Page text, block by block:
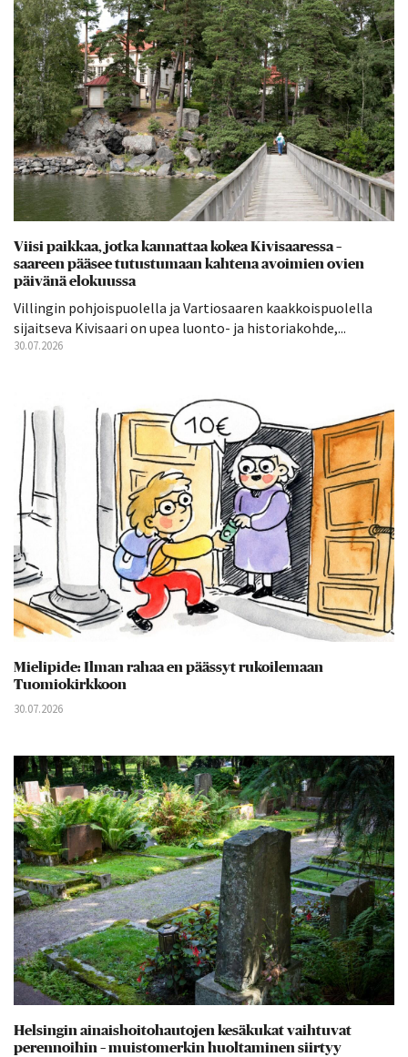
Viisi paikkaa, jotka kannattaa kokea Kivisaaressa –
saareen pääsee tutustumaan kahtena avoimien ovien
päivänä elokuussa
Villingin pohjoispuolella ja Vartiosaaren kaakkoispuolella
sijaitseva Kivisaari on upea luonto- ja historiakohde,...
30.07.2026
Mielipide: Ilman rahaa en päässyt rukoilemaan
Tuomiokirkkoon
30.07.2026
Helsingin ainaishoitohautojen kesäkukat vaihtuvat
perennoihin – muistomerkin huoltaminen siirtyy